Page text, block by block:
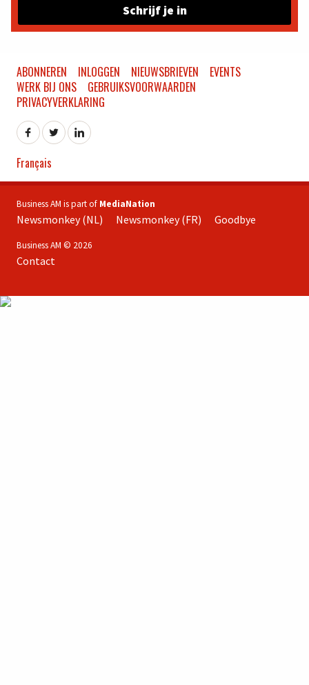
Schrijf je in
ABONNEREN INLOGGEN NIEUWSBRIEVEN
EVENTS
WERK BIJ ONS
GEBRUIKSVOORWAARDEN
PRIVACYVERKLARING
Français
Business AM is part of MediaNation
Newsmonkey (NL) Newsmonkey (FR) Goodbye
Business AM © 2026
Contact